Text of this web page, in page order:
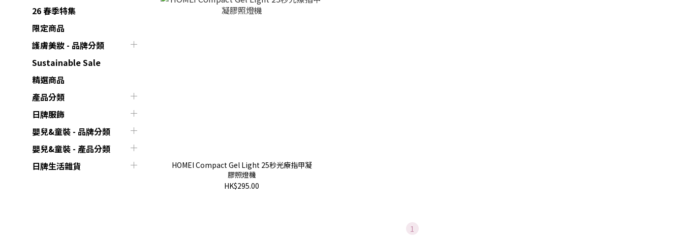
26 春季特集
限定商品
護膚美妝 - 品牌分類
Sustainable Sale
精選商品
產品分類
日牌服飾
嬰兒&童裝 - 品牌分類
嬰兒&童裝 - 產品分類
日牌生活雜貨
HOMEI Compact Gel Light 25秒光療指甲凝
膠照燈機
HK$295.00
1